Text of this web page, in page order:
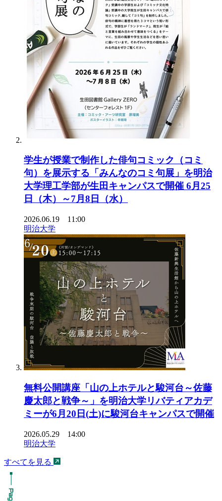
学生が授業で制作した俳句コミック（コミ
句）を展示する「みんなのコミ句展」を明治
大学理工学部が生田キャンパスで開催 6月25
日（木）～7月8日（水）
2026.06.19 11:00
明治大学
無料公開講座「山の上ホテルと駿河台～佐藤
慶太郎と戦争～」を明治大学リバティアカデ
ミーが6月20日(土)に駿河台キャンパスで開催
2026.05.29 14:00
明治大学
すべてを見る